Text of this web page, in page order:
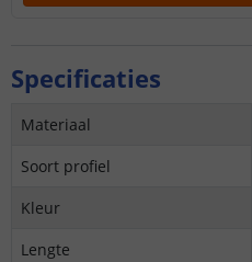
Specificaties
Materiaal
Soort profiel
Kleur
Lengte